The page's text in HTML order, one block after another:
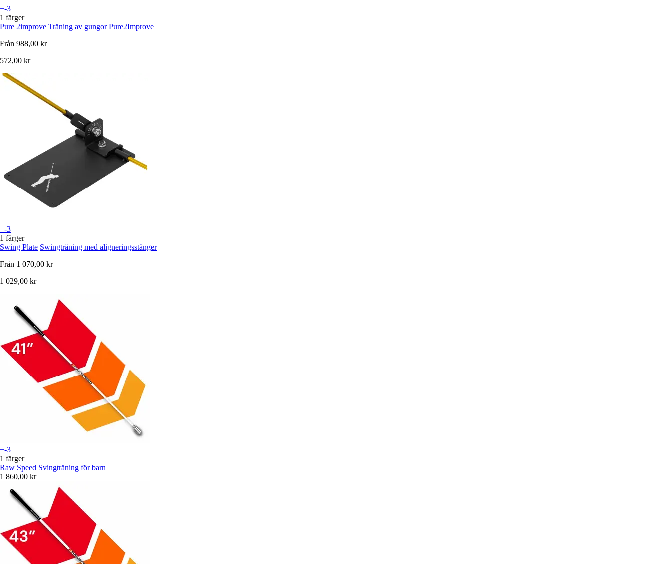
+-3
1 färger
Pure 2improve Träning av gungor Pure2Improve
Från 988,00 kr
572,00 kr
+-3
1 färger
Swing Plate Swingträning med aligneringsstänger
Från 1 070,00 kr
1 029,00 kr
+-3
1 färger
Raw Speed Svingträning för barn
1 860,00 kr